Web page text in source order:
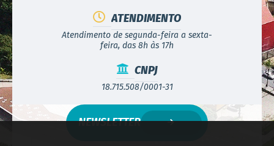
ATENDIMENTO
Atendimento de segunda-feira a sexta-
feira, das 8h às 17h
CNPJ
18.715.508/0001-31
NEWSLETTER